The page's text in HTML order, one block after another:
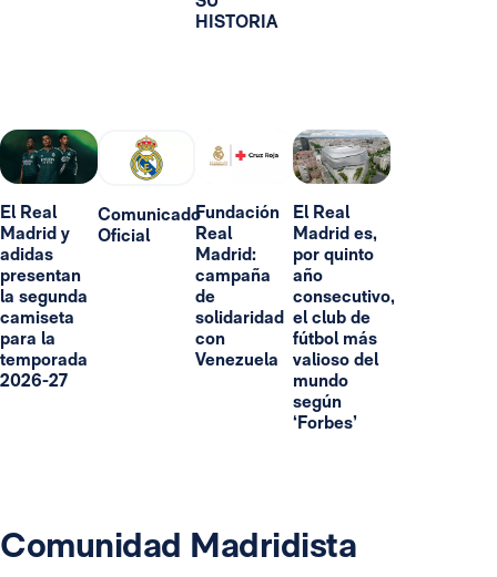
HISTORIA
El Real
Madrid y
adidas
presentan
la segunda
camiseta
para la
temporada
2026-27
Comunicado
Oficial
Fundación
Real
Madrid:
campaña
de
solidaridad
con
Venezuela
El Real
Madrid es,
por quinto
año
consecutivo,
el club de
fútbol más
valioso del
mundo
según
‘Forbes’
Comunidad Madridista